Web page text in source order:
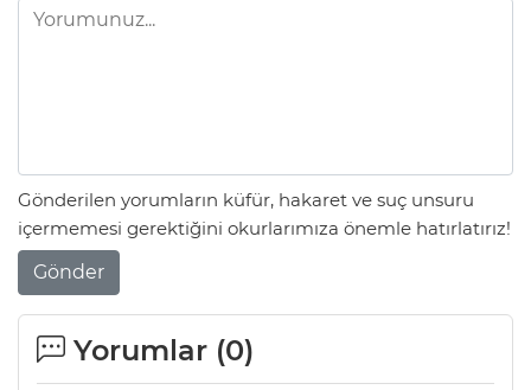
Gönderilen yorumların küfür, hakaret ve suç unsuru
içermemesi gerektiğini okurlarımıza önemle hatırlatırız!
Gönder
Yorumlar (0)